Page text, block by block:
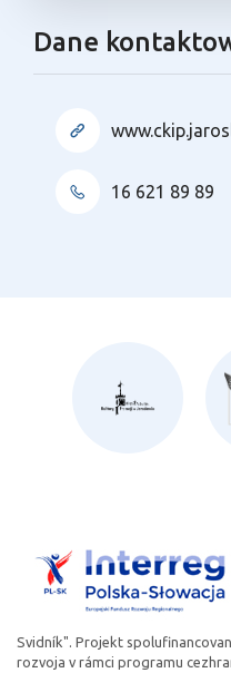
Dane
16 621 89 89
Svidník". Projekt
rozvoja v rámci programu